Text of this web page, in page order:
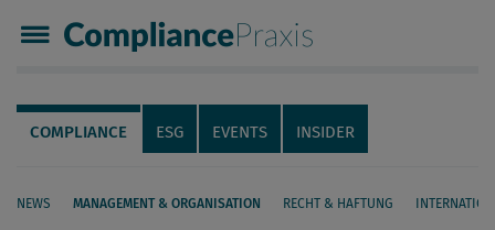
Compliance Praxis
Servicenavigation
Navigation
COMPLIANCE ESG EVENTS INSIDER
NEWS MANAGEMENT & ORGANISATION RECHT & HAFTUNG